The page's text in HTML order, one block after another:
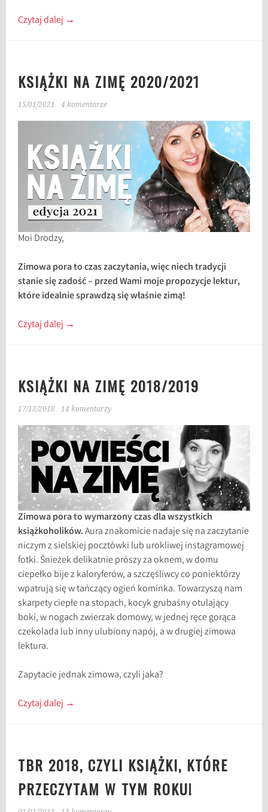
Czytaj dalej →
KSIĄŻKI NA ZIMĘ 2020/2021
15/01/2021 4 komentarze
Moi Drodzy,
Zimowa pora to czas zaczytania, więc niech tradycji
stanie się zadość – przed Wami moje propozycje lektur,
które idealnie sprawdzą się właśnie zimą!
Czytaj dalej →
KSIĄŻKI NA ZIMĘ 2018/2019
17/12/2018 14 komentarzy
Zimowa pora to wymarzony czas dla wszystkich
książkoholików.Aura znakomicie nadaje się na zaczytanie
niczym z sielskiej pocztówki lub urokliwej instagramowej
fotki. Śnieżek delikatnie prószy za oknem, w domu
ciepełko bije z kaloryferów, a szczęśliwcy co poniektórzy
wpatrują się w tańczący ogień kominka. Towarzyszą nam
skarpety ciepłe na stopach, kocyk grubaśny otulający
boki, w nogach zwierzak domowy, w jednej ręce gorąca
czekolada lub inny ulubiony napój, a w drugiej zimowa
lektura.
Zapytacie jednak zimowa, czyli jaka?
Czytaj dalej →
TBR 2018, CZYLI KSIĄŻKI, KTÓRE
PRZECZYTAM W TYM ROKU!